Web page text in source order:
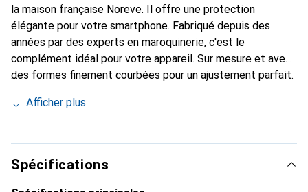
la maison française Noreve. Il offre une protection
élégante pour votre smartphone. Fabriqué depuis des
années par des experts en maroquinerie, c'est le
complément idéal pour votre appareil. Sur mesure et avec
des formes finement courbées pour un ajustement parfait.
smartphone. La marque Noreve est reconnue
est toujours un bon choix pour le client exigeant.
Afficher plus
Spécifications